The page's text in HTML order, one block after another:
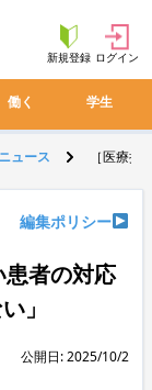
新規登録 ログイン
働く 学生
ュース ［医療
編集ポリシー
患者の対応
」
公開日: 2025/10/2